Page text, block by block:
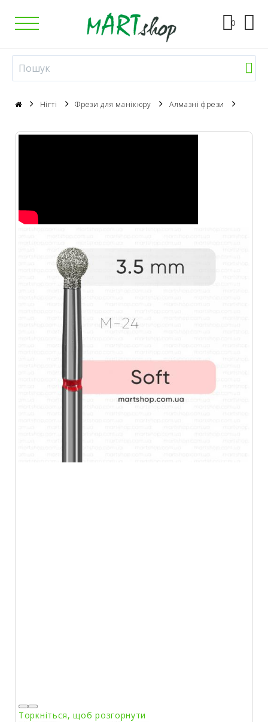
0
Нігті Фрези для манікюру Алмазні фрези
Торкніться, щоб розгорнути